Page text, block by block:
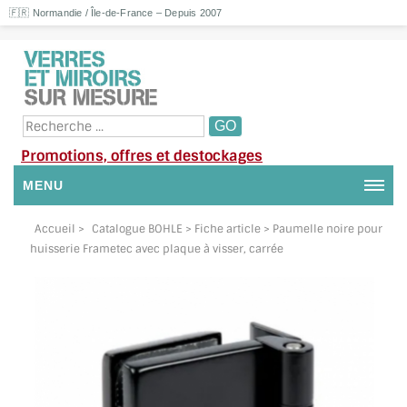
🇫🇷 Normandie / Île-de-France – Depuis 2007
Promotions, offres et destockages
MENU
NOUS CONTACTER
SUIVI DE DEVIS
SUIVI DE COMMANDE
Accueil > Catalogue BOHLE > Fiche article > Paumelle noire pour
huisserie Frametec avec plaque à visser, carrée